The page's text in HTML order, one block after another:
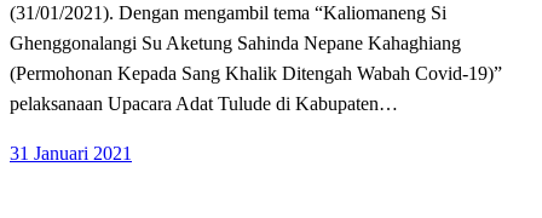
(31/01/2021). Dengan mengambil tema “Kaliomaneng Si
Ghenggonalangi Su Aketung Sahinda Nepane Kahaghiang
(Permohonan Kepada Sang Khalik Ditengah Wabah Covid-19)”
pelaksanaan Upacara Adat Tulude di Kabupaten…
Posted
31 Januari 2021